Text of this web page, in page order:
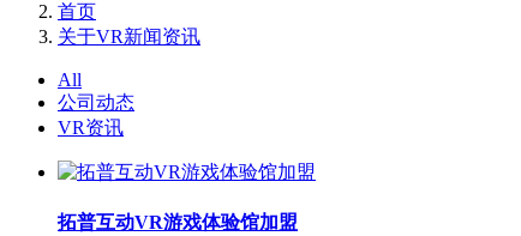
首页
关于VR新闻资讯
All
公司动态
VR资讯
拓普互动VR游戏体验馆加盟